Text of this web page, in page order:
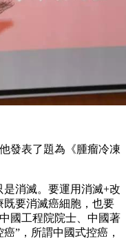
表了題為《腫瘤冷凍
消滅。要運用消滅+改
既要消滅癌細胞，也要
國工程院院士、中國著
”，所謂中國式控癌，